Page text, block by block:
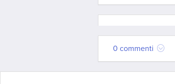
0 commenti